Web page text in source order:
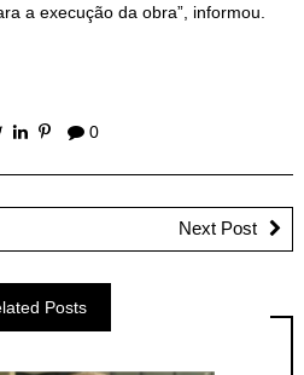
a execução da obra”, informou.
0
Next Post
Posts